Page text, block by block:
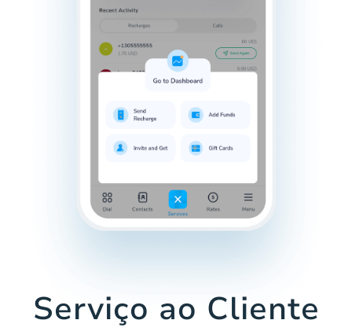
Serviço ao Cliente